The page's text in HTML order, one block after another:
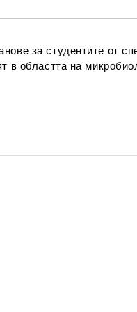
за студентите от
в областта на